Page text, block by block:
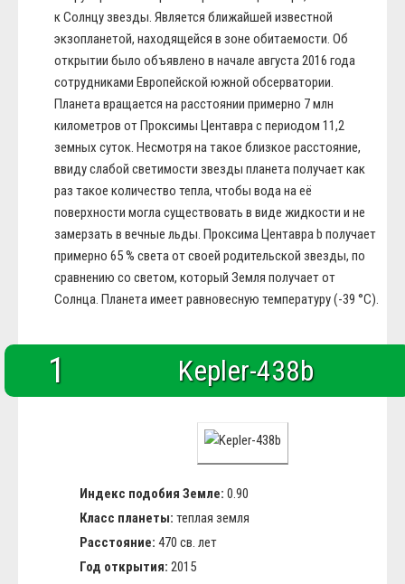
к Солнцу звезды. Является ближайшей известной
экзопланетой, находящейся в зоне обитаемости. Об
открытии было объявлено в начале августа 2016 года
сотрудниками Европейской южной обсерватории.
Планета вращается на расстоянии примерно 7 млн
километров от Проксимы Центавра с периодом 11,2
земных суток. Несмотря на такое близкое расстояние,
ввиду слабой светимости звезды планета получает как
раз такое количество тепла, чтобы вода на её
поверхности могла существовать в виде жидкости и не
замерзать в вечные льды. Проксима Центавра b получает
примерно 65 % света от своей родительской звезды, по
сравнению со светом, который Земля получает от
Солнца. Планета имеет равновесную температуру (-39 °С).
1 Kepler-438b
Индекс подобия Земле: 0.90
Класс планеты: теплая земля
Расстояние: 470 св. лет
Год открытия: 2015